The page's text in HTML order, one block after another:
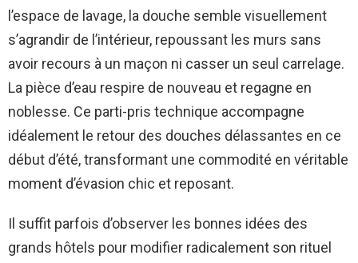
l’espace de lavage, la douche semble visuellement
s’agrandir de l’intérieur, repoussant les murs sans
avoir recours à un maçon ni casser un seul carrelage.
La pièce d’eau respire de nouveau et regagne en
noblesse. Ce parti-pris technique accompagne
idéalement le retour des douches délassantes en ce
début d’été, transformant une commodité en véritable
moment d’évasion chic et reposant.
Il suffit parfois d’observer les bonnes idées des
grands hôtels pour modifier radicalement son rituel